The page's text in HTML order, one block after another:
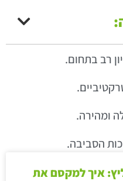
רב בתחום.
ומהירה.
הסביבה.
איך למקסם את